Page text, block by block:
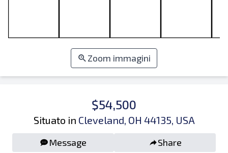
Zoom immagini
$54,500
Situato in Cleveland, OH 44135, USA
Message Share